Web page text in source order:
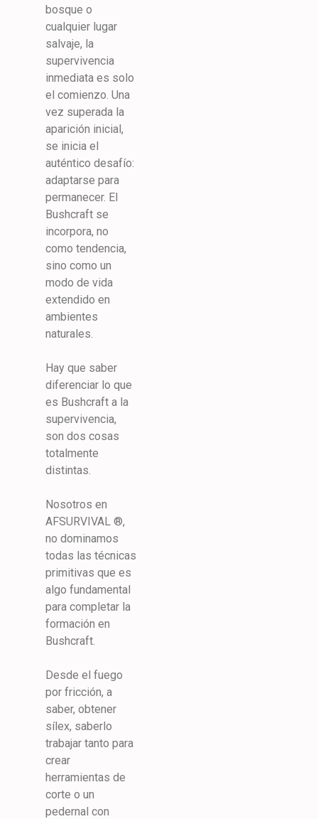
bosque o
cualquier lugar
salvaje, la
supervivencia
inmediata es solo
el comienzo. Una
vez superada la
aparición inicial,
se inicia el
auténtico desafío:
adaptarse para
permanecer. El
Bushcraft se
incorpora, no
como tendencia,
sino como un
modo de vida
extendido en
ambientes
naturales.
Hay que saber
diferenciar lo que
es Bushcraft a la
supervivencia,
son dos cosas
totalmente
distintas.
Nosotros en
AFSURVIVAL ®,
no dominamos
todas las técnicas
primitivas que es
algo fundamental
para completar la
formación en
Bushcraft.
Desde el fuego
por fricción, a
saber, obtener
sílex, saberlo
trabajar tanto para
crear
herramientas de
corte o un
pedernal con